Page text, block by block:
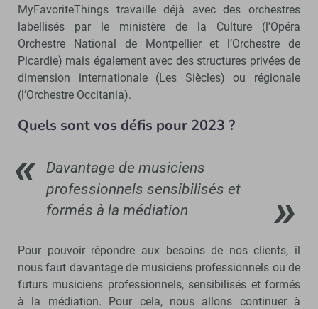
MyFavoriteThings travaille déjà avec des orchestres
labellisés par le ministère de la Culture (l’Opéra
Orchestre National de Montpellier et l’Orchestre de
Picardie) mais également avec des structures privées de
dimension internationale (Les Siècles) ou régionale
(l’Orchestre Occitania).
Quels sont vos défis pour 2023 ?
Davantage de musiciens
professionnels sensibilisés et
formés à la médiation
Pour pouvoir répondre aux besoins de nos clients, il
nous faut davantage de musiciens professionnels ou de
futurs musiciens professionnels, sensibilisés et formés
à la médiation. Pour cela, nous allons continuer à